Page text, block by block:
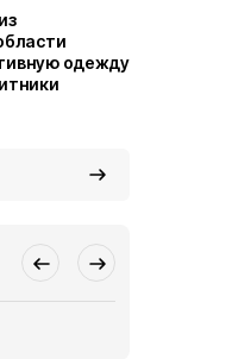
одежду